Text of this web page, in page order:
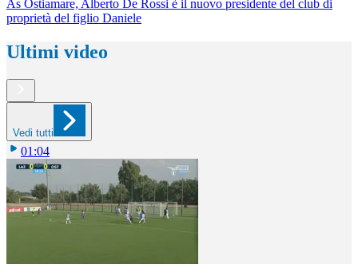
As Ostiamare, Alberto De Rossi è il nuovo presidente del club di
proprietà del figlio Daniele
Ultimi video
Vedi tutti
01:04